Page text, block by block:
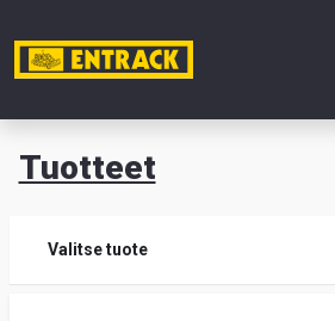
Tuotteet
Valitse tuote